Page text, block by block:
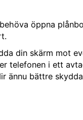
öppna
din skärm mot
telefonen i ett
ännu bättre